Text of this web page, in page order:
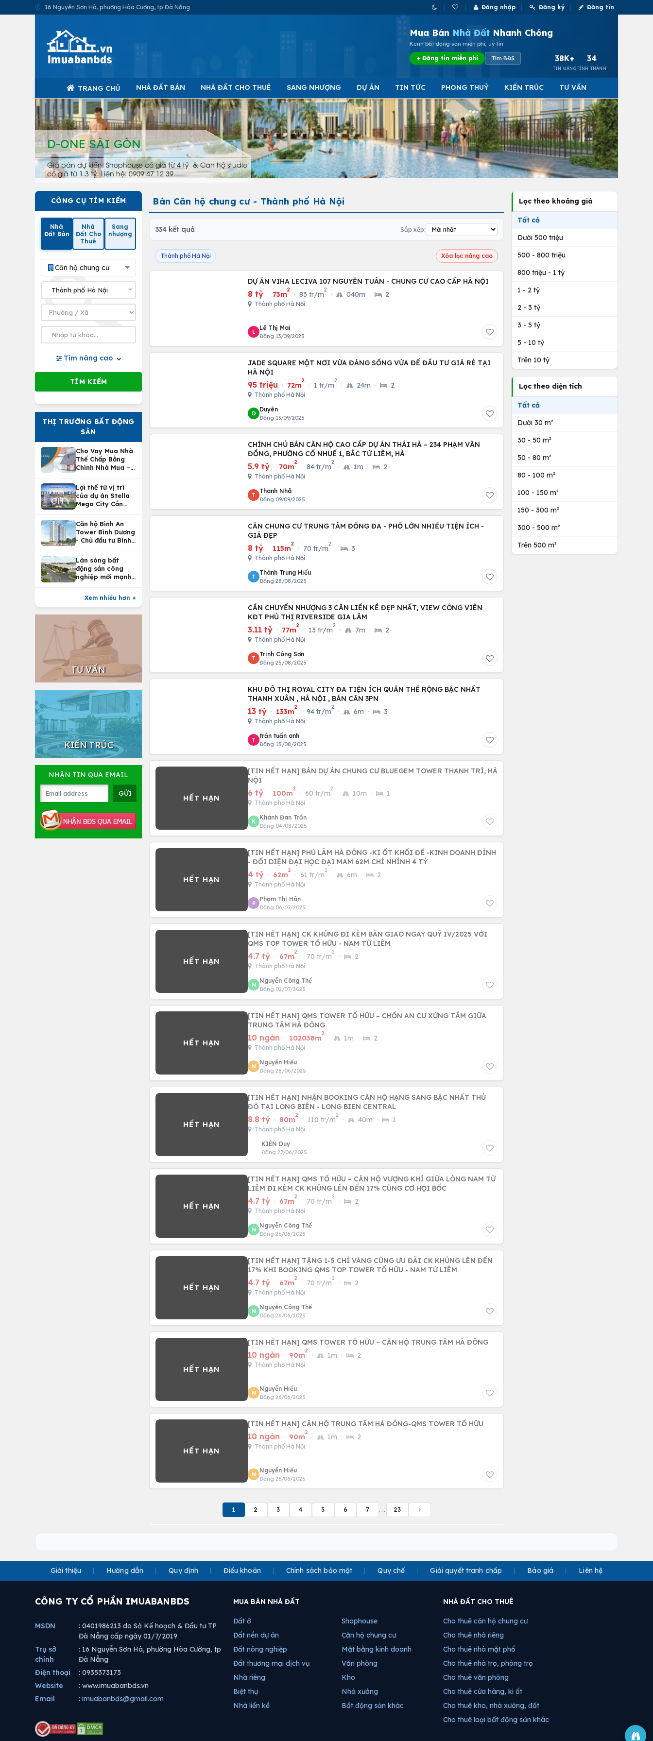
16 Nguyễn Sơn Hà, phường Hòa Cường, tp Đà Nẵng Đăng nhập Đăng ký Đăng tin
Mua Bán Nhà Đất Nhanh Chóng
Kênh bất động sản miễn phí, uy tín
+ Đăng tin miễn phí Tìm BĐS 38K+
TIN ĐĂNG
34
TỈNH THÀNH
TRANG CHỦ NHÀ ĐẤT BÁN NHÀ ĐẤT CHO THUÊ SANG NHƯỢNG DỰ ÁN TIN TỨC PHONG THUỶ KIẾN TRÚC TƯ VẤN
D-ONE SÀI GÒN
Giá bán dự kiến: Shophouse có giá từ 4 tỷ & Căn hộ studio
có giá từ 1.3 tỷ. Liên hệ: 0909 47 12 39
CÔNG CỤ TÌM KIẾM
Nhà
Đất Bán
Nhà
Đất Cho
Thuê
Sang
nhượng
Căn hộ chung cư
Tìm nâng cao
THỊ TRƯỜNG BẤT ĐỘNG
SẢN
Cho Vay Mua Nhà
Thế Chấp Bằng
Chính Nhà Mua –
Nhà Tại
Vietcombank
Lợi thế từ vị trí
của dự án Stella
Mega City Cần
Căn hộ Bình An
Tower Bình Dương
- Chủ đầu tư Bình
Làn sóng bất
động sản công
nghiệp mới mạnh
Xem nhiều hơn +
TƯ VẤN
KIẾN TRÚC
NHẬN TIN QUA EMAIL
Bán Căn hộ chung cư - Thành phố Hà Nội
334 kết quả Sắp xếp:
Thành phố Hà Nội Xóa lọc nâng cao
DỰ ÁN VIHA LECIVA 107 NGUYỄN TUÂN - CHUNG CƯ CAO CẤP HÀ NỘI
8 tỷ · 73m
2
· 83 tr/m
2
· 040m · 2
Thành phố Hà Nội
L
Lê Thị Mai
Đăng 13/09/2025
JADE SQUARE MỘT NƠI VỪA ĐÁNG SỐNG VỪA ĐỂ ĐẦU TƯ GIÁ RẺ TẠI
HÀ NỘI
95 triệu · 72m
2
· 1 tr/m
2
· 24m · 2
Thành phố Hà Nội
D
Duyên
Đăng 13/09/2025
CHÍNH CHỦ BÁN CĂN HỘ CAO CẤP DỰ ÁN THÁI HÀ – 234 PHẠM VĂN
ĐỒNG, PHƯỜNG CỔ NHUẾ 1, BẮC TỪ LIÊM, HÀ
5.9 tỷ · 70m
2
· 84 tr/m
2
· 1m · 2
Thành phố Hà Nội
T
Thanh Nhã
Đăng 09/09/2025
CĂN CHUNG CƯ TRUNG TÂM ĐỐNG ĐA - PHỐ LỚN NHIỀU TIỆN ÍCH -
GIÁ ĐẸP
8 tỷ · 115m
2
· 70 tr/m
2
· 3
Thành phố Hà Nội
T
Thành Trung Hiếu
Đăng 28/08/2025
CẦN CHUYỂN NHƯỢNG 3 CĂN LIỀN KỀ ĐẸP NHẤT, VIEW CÔNG VIÊN
KĐT PHÚ THỊ RIVERSIDE GIA LÂM
3.11 tỷ · 77m
2
· 13 tr/m
2
· 7m · 2
Thành phố Hà Nội
T
Trịnh Công Sơn
Đăng 25/08/2025
KHU ĐÔ THỊ ROYAL CITY ĐA TIỆN ÍCH QUẦN THỂ RỘNG BẬC NHẤT
THANH XUÂN , HÀ NỘI , BÁN CĂN 3PN
13 tỷ · 133m
2
· 94 tr/m
2
· 6m · 3
Thành phố Hà Nội
T
trần tuấn anh
Đăng 15/08/2025
[TIN HẾT HẠN] BÁN DỰ ÁN CHUNG CƯ BLUEGEM TOWER THANH TRÌ, HÀ
NỘI
6 tỷ · 100m
2
· 60 tr/m
2
· 10m · 1
Thành phố Hà Nội
K
Khánh Đan Trần
Đăng 04/08/2025
[TIN HẾT HẠN] PHÚ LÃM HÀ ĐÔNG -KI ỐT KHỐI ĐẾ -KINH DOANH ĐỈNH
- ĐỐI DIỆN ĐẠI HỌC ĐẠI MAM 62M CHỈ NHỈNH 4 TỶ
4 tỷ · 62m
2
· 61 tr/m
2
· 6m · 2
Thành phố Hà Nội
P
Phạm Thị Hân
Đăng 06/07/2025
[TIN HẾT HẠN] CK KHỦNG ĐI KÈM BÀN GIAO NGAY QUÝ IV/2025 VỚI
QMS TOP TOWER TỐ HỮU - NAM TỪ LIÊM
4.7 tỷ · 67m
2
· 70 tr/m
2
· 2
Thành phố Hà Nội
N
Nguyễn Công Thế
Đăng 02/07/2025
[TIN HẾT HẠN] QMS TOWER TỐ HỮU – CHỐN AN CƯ XỨNG TẦM GIỮA
TRUNG TÂM HÀ ĐÔNG
10 ngàn · 102038m
2
· 1m · 2
Thành phố Hà Nội
N
Nguyễn Hiếu
Đăng 28/06/2025
[TIN HẾT HẠN] NHẬN BOOKING CĂN HỘ HẠNG SANG BẬC NHẤT THỦ
ĐÔ TẠI LONG BIÊN - LONG BIEN CENTRAL
8.8 tỷ · 80m
2
· 110 tr/m
2
· 40m · 1
Thành phố Hà Nội
KIÊN Duy
Đăng 27/06/2025
[TIN HẾT HẠN] QMS TỐ HỮU – CĂN HỘ VƯỢNG KHÍ GIỮA LÒNG NAM TỪ
LIÊM ĐI KÈM CK KHỦNG LÊN ĐẾN 17% CÙNG CƠ HỘI BỐC
4.7 tỷ · 67m
2
· 70 tr/m
2
· 2
Thành phố Hà Nội
N
Nguyễn Công Thế
Đăng 26/06/2025
[TIN HẾT HẠN] TẶNG 1-5 CHỈ VÀNG CÙNG ƯU ĐÃI CK KHỦNG LÊN ĐẾN
17% KHI BOOKING QMS TOP TOWER TỐ HỮU - NAM TỪ LIÊM
4.7 tỷ · 67m
2
· 70 tr/m
2
· 2
Thành phố Hà Nội
N
Nguyễn Công Thế
Đăng 26/06/2025
[TIN HẾT HẠN] QMS TOWER TỐ HỮU – CĂN HỘ TRUNG TÂM HÀ ĐÔNG
10 ngàn · 90m
2
· 1m · 2
Thành phố Hà Nội
N
Nguyễn Hiếu
Đăng 26/06/2025
[TIN HẾT HẠN] CĂN HỘ TRUNG TÂM HÀ ĐÔNG-QMS TOWER TỐ HỮU
10 ngàn · 90m
2
· 1m · 2
Thành phố Hà Nội
N
Nguyễn Hiếu
Đăng 26/06/2025
1 2 3 4 5 6 7 ... 23
Lọc theo khoảng giá
Tất cả
Dưới 500 triệu
500 - 800 triệu
800 triệu - 1 tỷ
1 - 2 tỷ
2 - 3 tỷ
3 - 5 tỷ
5 - 10 tỷ
Trên 10 tỷ
Lọc theo diện tích
Tất cả
Dưới 30 m²
30 - 50 m²
50 - 80 m²
80 - 100 m²
100 - 150 m²
150 - 300 m²
300 - 500 m²
Trên 500 m²
Giới thiệu Hướng dẫn Quy định Điều khoản Chính sách bảo mật Quy chế Giải quyết tranh chấp Báo giá Liên hệ
CÔNG TY CỔ PHẦN IMUABANBDS
MSDN
: 0401986213 do Sở Kế hoạch & Đầu tư TP
Đà Nẵng cấp ngày 01/7/2019
Trụ sở
chính
: 16 Nguyễn Sơn Hà, phường Hòa Cường, tp
Đà Nẵng
Điện thoại
: 0935373173
Website
: www.imuabanbds.vn
Email
: imuabanbds@gmail.com
MUA BÁN NHÀ ĐẤT
Đất ở
Đất nền dự án
Đất nông nghiệp
Đất thương mại dịch vụ
Nhà riêng
Biệt thự
Nhà liền kề
Shophouse
Căn hộ chung cư
Mặt bằng kinh doanh
Văn phòng
Kho
Nhà xưởng
Bất động sản khác
NHÀ ĐẤT CHO THUÊ
Cho thuê căn hộ chung cư
Cho thuê nhà riêng
Cho thuê nhà mặt phố
Cho thuê nhà trọ, phòng trọ
Cho thuê văn phòng
Cho thuê cửa hàng, ki ốt
Cho thuê kho, nhà xưởng, đất
Cho thuê loại bất động sản khác